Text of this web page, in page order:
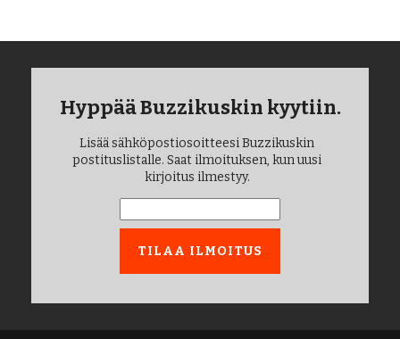
Hyppää Buzzikuskin kyytiin.
Lisää sähköpostiosoitteesi Buzzikuskin
postituslistalle. Saat ilmoituksen, kun uusi
kirjoitus ilmestyy.